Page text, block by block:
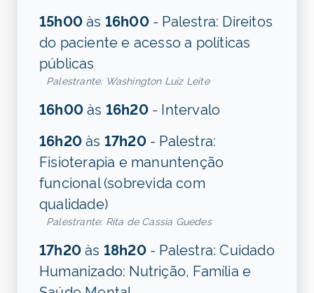
15h00às 16h00- Palestra: Direitos
do paciente e acesso a políticas
públicas
Palestrante: Washington Luiz Leite
16h00às 16h20- Intervalo
16h20às 17h20- Palestra:
Fisioterapia e manuntenção
funcional (sobrevida com
qualidade)
Palestrante: Rita de Cassia Guedes
17h20às 18h20- Palestra: Cuidado
Humanizado: Nutrição, Família e